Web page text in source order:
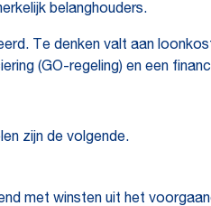
belanghouders.
Te denken valt aan
(GO-regeling) en een
zijn de volgende.
met winsten uit het